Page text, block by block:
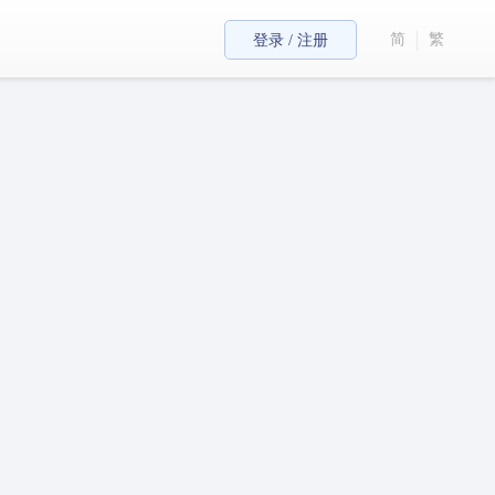
登录 / 注册 简 繁